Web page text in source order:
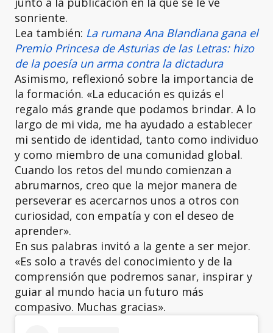
sonriente.
Lea también: La rumana Ana Blandiana gana el
Premio Princesa de Asturias de las Letras: hizo
de la poesía un arma contra la dictadura
Asimismo, reflexionó sobre la importancia de
la formación. «La educación es quizás el
regalo más grande que podamos brindar. A lo
largo de mi vida, me ha ayudado a establecer
mi sentido de identidad, tanto como individuo
y como miembro de una comunidad global.
Cuando los retos del mundo comienzan a
abrumarnos, creo que la mejor manera de
perseverar es acercarnos unos a otros con
curiosidad, con empatía y con el deseo de
aprender».
En sus palabras invitó a la gente a ser mejor.
«Es solo a través del conocimiento y de la
comprensión que podremos sanar, inspirar y
guiar al mundo hacia un futuro más
compasivo. Muchas gracias».